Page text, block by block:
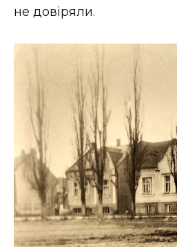
не довіряли.